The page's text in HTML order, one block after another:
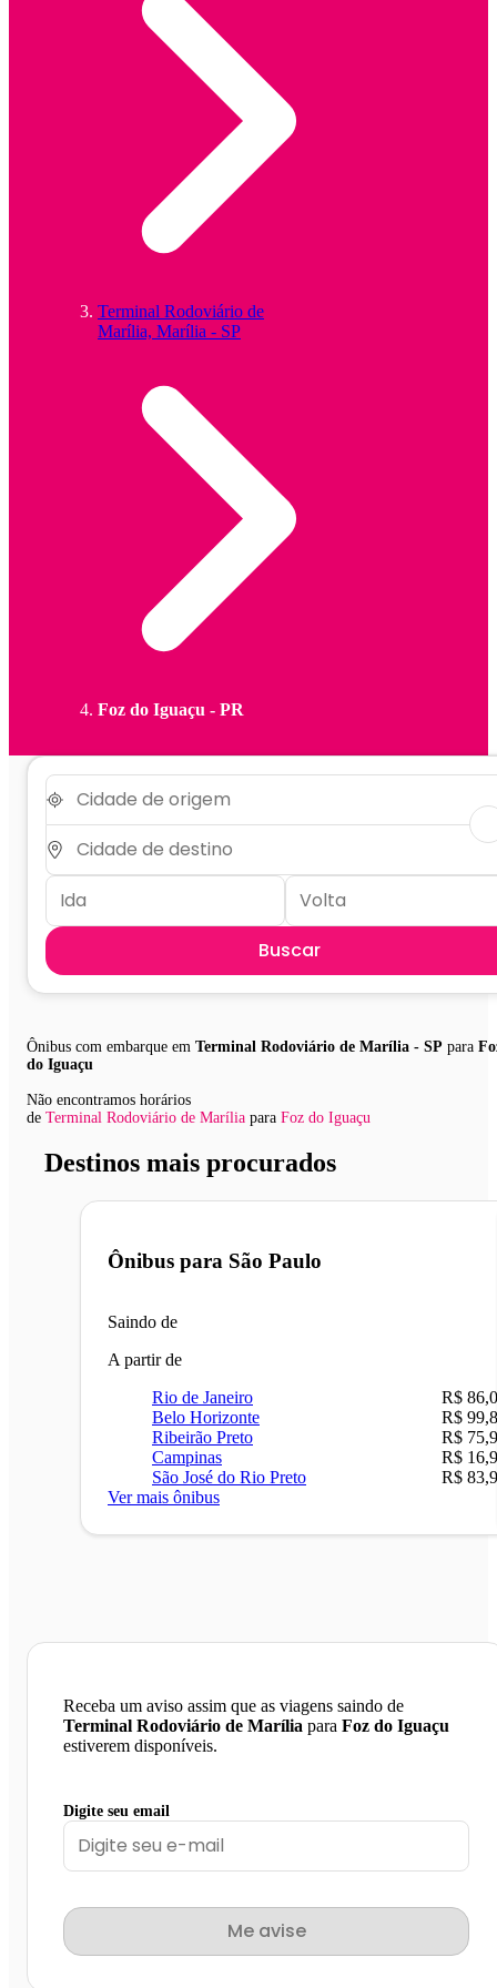
Terminal Rodoviário de
Marília, Marília - SP
Foz do Iguaçu - PR
Buscar
Ônibus com embarque em Terminal Rodoviário de Marília - SP para
do Iguaçu
Não encontramos horários
de Terminal Rodoviário de Marília para Foz do Iguaçu
Destinos mais procurados
Ônibus para São Paulo
Saindo de
A partir de
Rio de Janeiro
R$
Belo Horizonte
R$
Ribeirão Preto
R$
Campinas
R$
São José do Rio Preto
R$
Ver mais ônibus
Receba um aviso assim que as viagens saindo de
Terminal Rodoviário de Marília para Foz do Iguaçu
estiverem disponíveis.
Digite seu email
Me avise